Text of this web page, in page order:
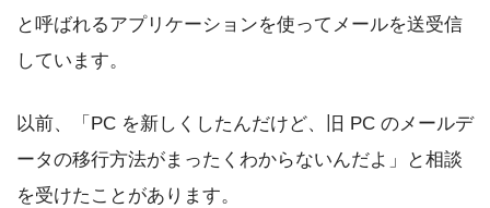
と呼ばれるアプリケーションを使ってメールを送受信
しています。
以前、「PC を新しくしたんだけど、旧 PC のメールデ
ータの移行方法がまったくわからないんだよ」と相談
を受けたことがあります。